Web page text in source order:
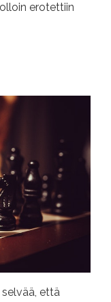
erotettiin
selvää, että